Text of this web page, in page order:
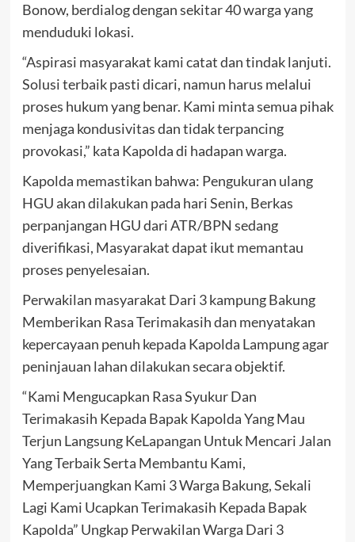
Bonow, berdialog dengan sekitar 40 warga yang
menduduki lokasi.
“Aspirasi masyarakat kami catat dan tindak lanjuti.
Solusi terbaik pasti dicari, namun harus melalui
proses hukum yang benar. Kami minta semua pihak
menjaga kondusivitas dan tidak terpancing
provokasi,” kata Kapolda di hadapan warga.
Kapolda memastikan bahwa: Pengukuran ulang
HGU akan dilakukan pada hari Senin, Berkas
perpanjangan HGU dari ATR/BPN sedang
diverifikasi, Masyarakat dapat ikut memantau
proses penyelesaian.
Perwakilan masyarakat Dari 3 kampung Bakung
Memberikan Rasa Terimakasih dan menyatakan
kepercayaan penuh kepada Kapolda Lampung agar
peninjauan lahan dilakukan secara objektif.
“Kami Mengucapkan Rasa Syukur Dan
Terimakasih Kepada Bapak Kapolda Yang Mau
Terjun Langsung KeLapangan Untuk Mencari Jalan
Yang Terbaik Serta Membantu Kami,
Memperjuangkan Kami 3 Warga Bakung, Sekali
Lagi Kami Ucapkan Terimakasih Kepada Bapak
Kapolda” Ungkap Perwakilan Warga Dari 3